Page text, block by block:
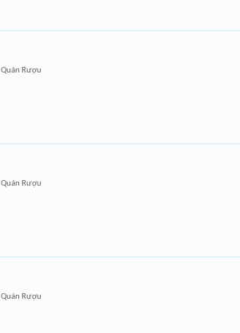
Quán Rượu
Quán Rượu
Quán Rượu